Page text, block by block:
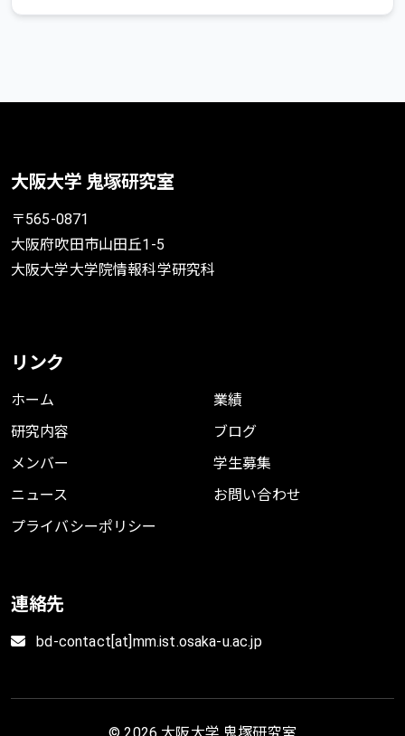
Statistical Machine Translation
Association for Computational Linguistics
巻・号・ページ: pp. 424 -- 433
BibTeX
大阪大学 鬼塚研究室
〒565-0871
大阪府吹田市山田丘1-5
大阪大学大学院情報科学研究科
リンク
ホーム
研究内容
メンバー
ニュース
プライバシーポリシー
業績
ブログ
学生募集
お問い合わせ
連絡先
bd-contact[at]mm.ist.osaka-u.ac.jp